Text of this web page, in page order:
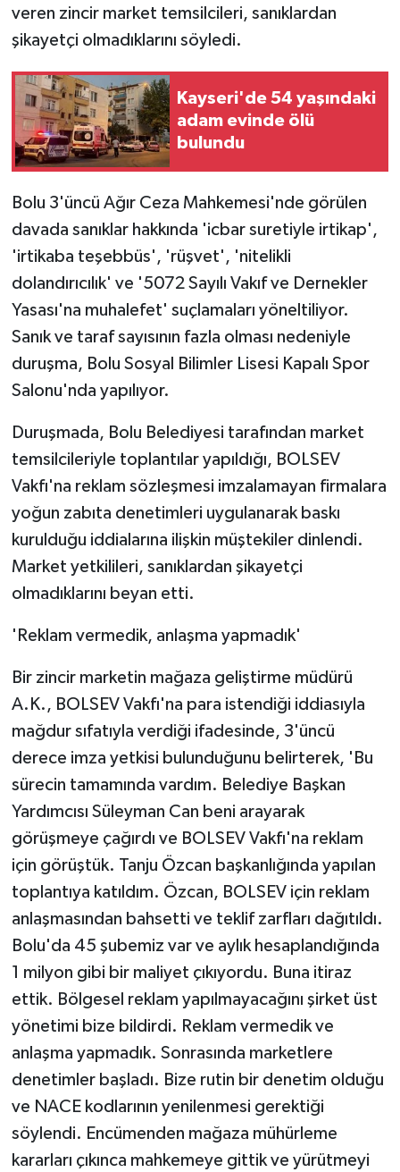
veren zincir market temsilcileri, sanıklardan
şikayetçi olmadıklarını söyledi.
Kayseri'de 54 yaşındaki
adam evinde ölü
bulundu
Bolu 3'üncü Ağır Ceza Mahkemesi'nde görülen
davada sanıklar hakkında 'icbar suretiyle irtikap',
'irtikaba teşebbüs', 'rüşvet', 'nitelikli
dolandırıcılık' ve '5072 Sayılı Vakıf ve Dernekler
Yasası'na muhalefet' suçlamaları yöneltiliyor.
Sanık ve taraf sayısının fazla olması nedeniyle
duruşma, Bolu Sosyal Bilimler Lisesi Kapalı Spor
Salonu'nda yapılıyor.
Duruşmada, Bolu Belediyesi tarafından market
temsilcileriyle toplantılar yapıldığı, BOLSEV
Vakfı'na reklam sözleşmesi imzalamayan firmalara
yoğun zabıta denetimleri uygulanarak baskı
kurulduğu iddialarına ilişkin müştekiler dinlendi.
Market yetkilileri, sanıklardan şikayetçi
olmadıklarını beyan etti.
'Reklam vermedik, anlaşma yapmadık'
Bir zincir marketin mağaza geliştirme müdürü
A.K., BOLSEV Vakfı'na para istendiği iddiasıyla
mağdur sıfatıyla verdiği ifadesinde, 3'üncü
derece imza yetkisi bulunduğunu belirterek, 'Bu
sürecin tamamında vardım. Belediye Başkan
Yardımcısı Süleyman Can beni arayarak
görüşmeye çağırdı ve BOLSEV Vakfı'na reklam
için görüştük. Tanju Özcan başkanlığında yapılan
toplantıya katıldım. Özcan, BOLSEV için reklam
anlaşmasından bahsetti ve teklif zarfları dağıtıldı.
Bolu'da 45 şubemiz var ve aylık hesaplandığında
1 milyon gibi bir maliyet çıkıyordu. Buna itiraz
ettik. Bölgesel reklam yapılmayacağını şirket üst
yönetimi bize bildirdi. Reklam vermedik ve
anlaşma yapmadık. Sonrasında marketlere
denetimler başladı. Bize rutin bir denetim olduğu
ve NACE kodlarının yenilenmesi gerektiği
söylendi. Encümenden mağaza mühürleme
kararları çıkınca mahkemeye gittik ve yürütmeyi